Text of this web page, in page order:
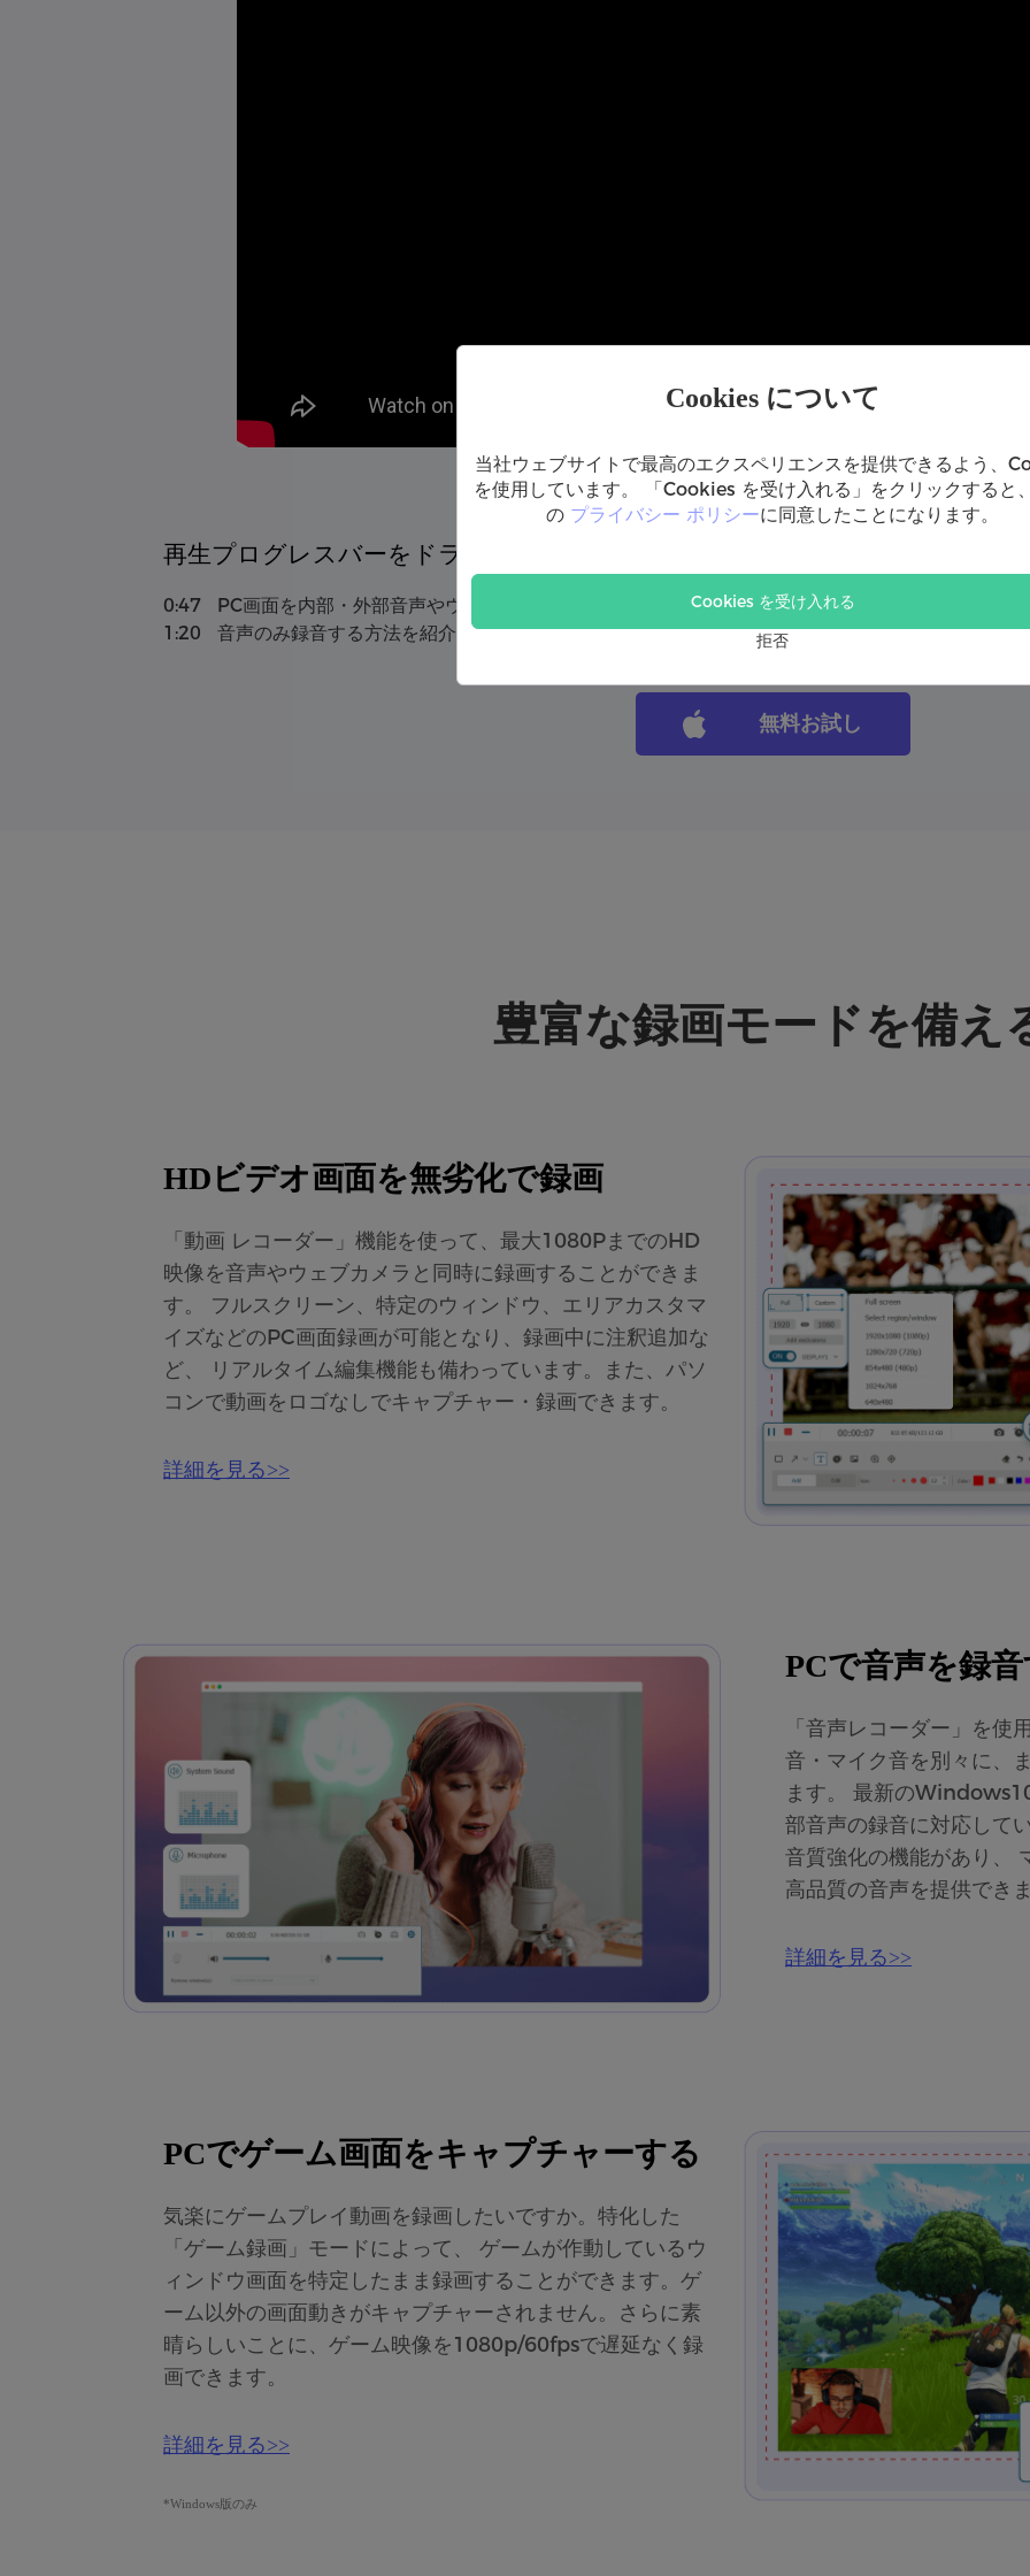
再生プログレスバーをドラッグすると、次のように表示…
0:47 PC画面を内部・外部音声やウェブカメラと同時に録画 1:08
出力形式、録画や音声
1:20
音声のみ録音する方法を紹介 1:35 PCで音声付きのゲーム
無料お試し
豊富な録画モードを備え
HDビデオ画面を無劣化で録画
「動画 レコーダー」機能を使って、最大1080PまでのHD
映像を音声やウェブカメラと同時に録画することができま
す。 フルスクリーン、特定のウィンドウ、エリアカスタマ
イズなどのPC画面録画が可能となり、録画中に注釈追加な
ど、 リアルタイム編集機能も備わっています。また、パソ
コンで動画をロゴなしでキャプチャー・録画できます。
詳細を見る>>
PCで音声を録
「音声レコーダー」を使
音・マイク音を別々に、
ます。 最新の
部音声の録音に対応して
音質強化の機能があり、
高品質の音声を提供でき
詳細を見る>>
PCでゲーム画面をキャプチャーする
気楽にゲームプレイ動画を録画したいですか。特化した
「ゲーム録画」モードによって、 ゲームが作動しているウ
ィンドウ画面を特定したまま録画することができます。ゲ
ーム以外の画面動きがキャプチャーされません。さらに素
晴らしいことに、ゲーム映像を1080p/60fpsで遅延なく録
画できます。
詳細を見る>>
*Windows版のみ
Cookies について
当社ウェブサイトで最高のエクスペリエンスを提供できるよう、
を使用しています。 「Cookies を受け入れる」をクリックすると
の プライバシー ポリシーに同意したことになります。
Cookies を受け入れる
拒否